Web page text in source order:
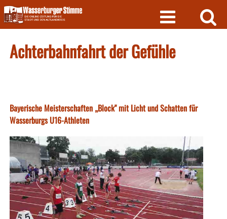
Skip
to
content
Achterbahnfahrt der Gefühle
Bayerische Meisterschaften „Block" mit Licht und Schatten für
Wasserburgs U16-Athleten